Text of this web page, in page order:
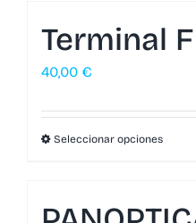
Terminal F
40,00 €
Seleccionar opciones